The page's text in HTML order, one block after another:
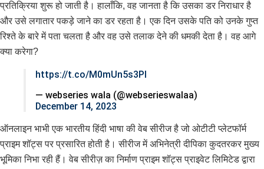
प्रतिक्रिया शुरू हो जाती है। हालाँकि, वह जानता है कि उसका डर निराधार है
और उसे लगातार पकड़े जाने का डर रहता है। एक दिन उसके पति को उनके गुप्त
रिश्ते के बारे में पता चलता है और वह उसे तलाक देने की धमकी देता है। वह आगे
क्या करेगा?
https://t.co/M0mUn5s3Pl
— webseries wala (@webserieswalaa)
December 14, 2023
ऑनलाइन भाभी एक भारतीय हिंदी भाषा की वेब सीरीज है जो ओटीटी प्लेटफॉर्म
प्राइम शॉट्स पर प्रसारित होती है। सीरीज में अभिनेत्री दीपिका कुदतरकर मुख्य
भूमिका निभा रही हैं। वेब सीरीज़ का निर्माण प्राइम शॉट्स प्राइवेट लिमिटेड द्वारा